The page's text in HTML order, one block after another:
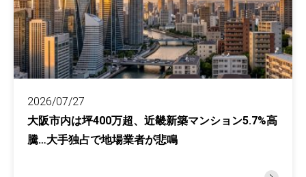
2026/07/27
大阪市内は坪400万超、近畿新築マンション5.7%高
騰…大手独占で地場業者が悲鳴